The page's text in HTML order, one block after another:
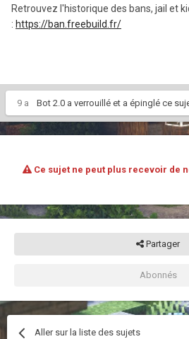
Retrouvez l'historique des bans, jail et
: https://ban.freebuild.fr/
9 a Bot 2.0 a verrouillé et a épinglé ce
Ce sujet ne peut plus recevoir de
Partager
Abonnés
Aller sur la liste des sujets